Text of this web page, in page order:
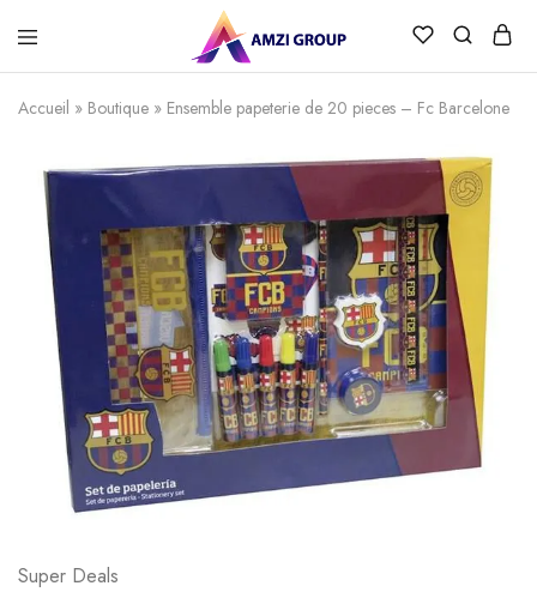
Accueil » Boutique » Ensemble papeterie de 20 pieces – Fc Barcelone
Super Deals